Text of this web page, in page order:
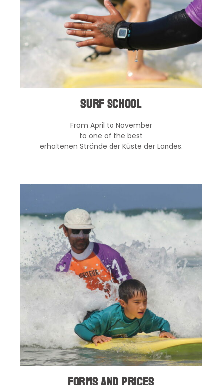
Surf school
From April to November
to one of the best
erhaltenen Strände der Küste der Landes.